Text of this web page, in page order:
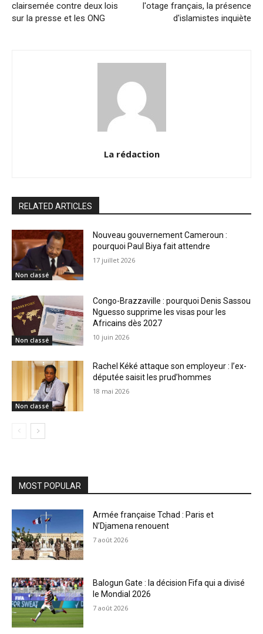
clairsemée contre deux lois
sur la presse et les ONG
l'otage français, la présence
d'islamistes inquiète
La rédaction
RELATED ARTICLES
Non classé
Nouveau gouvernement Cameroun :
pourquoi Paul Biya fait attendre
17 juillet 2026
Non classé
Congo-Brazzaville : pourquoi Denis Sassou
Nguesso supprime les visas pour les
Africains dès 2027
10 juin 2026
Non classé
Rachel Kéké attaque son employeur : l’ex-
députée saisit les prud’hommes
18 mai 2026
MOST POPULAR
Armée française Tchad : Paris et
N’Djamena renouent
7 août 2026
Balogun Gate : la décision Fifa qui a divisé
le Mondial 2026
7 août 2026